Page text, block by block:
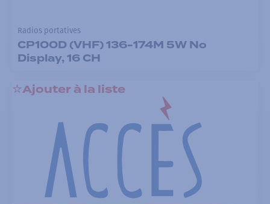
Radios portatives
CP100D (VHF) 136-174M 5W No
Display, 16 CH
Ajouter à la liste